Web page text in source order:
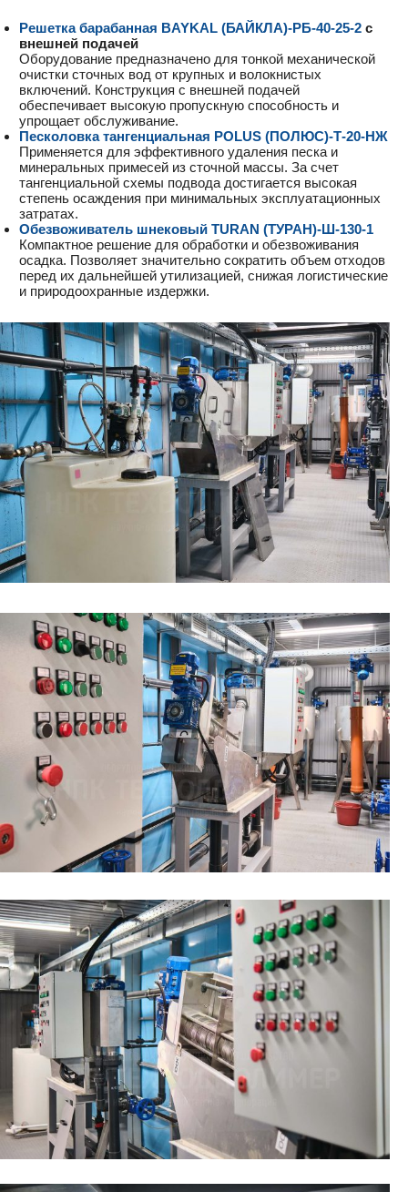
Решетка барабанная BAYKAL (БАЙКЛА)-РБ-40-25-2 с
внешней подачей
Оборудование предназначено для тонкой механической
очистки сточных вод от крупных и волокнистых
включений. Конструкция с внешней подачей
обеспечивает высокую пропускную способность и
упрощает обслуживание.
Песколовка тангенциальная POLUS (ПОЛЮС)-Т-20-НЖ
Применяется для эффективного удаления песка и
минеральных примесей из сточной массы. За счет
тангенциальной схемы подвода достигается высокая
степень осаждения при минимальных эксплуатационных
затратах.
Обезвоживатель шнековый TURAN (ТУРАН)-Ш-130-1
Компактное решение для обработки и обезвоживания
осадка. Позволяет значительно сократить объем отходов
перед их дальнейшей утилизацией, снижая логистические
и природоохранные издержки.